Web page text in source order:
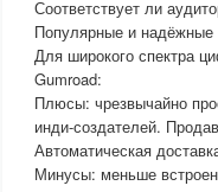
Соответствует ли
Популярные и
Для широкого спектра
Gumroad:
Плюсы: чрезвычайно
инди-создателей.
Автоматическая
Минусы: меньше